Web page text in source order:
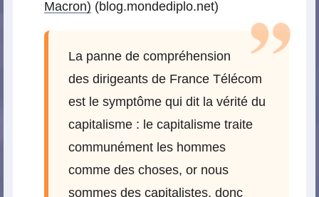
Macron) (blog.mondediplo.net)
La panne de compréhension
des dirigeants de France Télécom
est le symptôme qui dit la vérité du
capitalisme : le capitalisme traite
communément les hommes
comme des choses, or nous
sommes des capitalistes, donc